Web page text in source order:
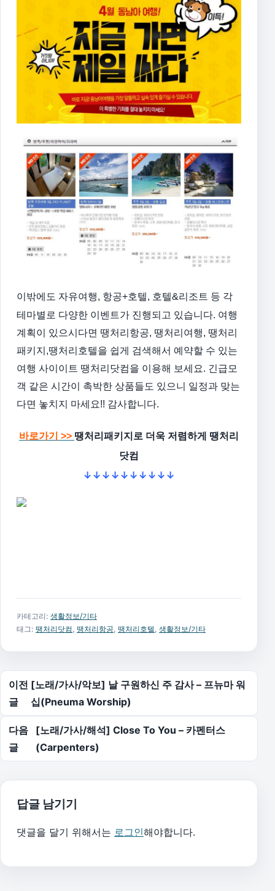
이밖에도 자유여행, 항공+호텔, 호텔&리조트 등 각
테마별로 다양한 이벤트가 진행되고 있습니다. 여행
계획이 있으시다면 땡처리항공, 땡처리여행, 땡처리
패키지,땡처리호텔을 쉽게 검색해서 예약할 수 있는
여행 사이이트 땡처리닷컴을 이용해 보세요. 긴급모
객 같은 시간이 촉박한 상품들도 있으니 일정과 맞는
다면 놓치지 마세요!! 감사합니다.
바로가기 >> 땡처리패키지로 더욱 저렴하게 땡처리
닷컴
↓↓↓↓↓↓↓↓↓↓
카테고리: 생활정보/기타
태그: 땡처리닷컴, 땡처리항공, 땡처리호텔, 생활정보/기타
글 탐색
이전
글
[노래/가사/악보] 날 구원하신 주 감사 – 프뉴마 워
십(Pneuma Worship)
다음
글
[노래/가사/해석] Close To You – 카펜터스
(Carpenters)
답글 남기기
댓글을 달기 위해서는 로그인해야합니다.